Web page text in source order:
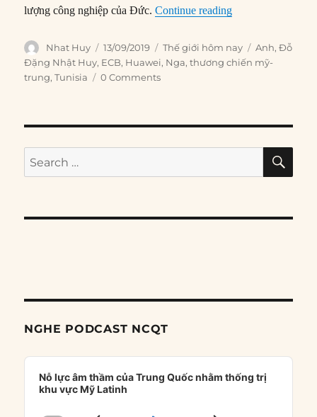
lượng công nghiệp của Đức.Continue reading“Thế giới hôm
Author
Nhat Huy
Posted
on
13/09/2019 Categories
Thế giới hôm nay Tags
Anh,Đỗ
Đặng Nhật Huy, ECB, Huawei, Nga,thương chiến mỹ-
trung,Tunisia 0 Comments
Search
for:
NGHE PODCAST NCQT
Audio
Player
Nỗ lực âm thầm của Trung Quốc nhằm thống trị
khu vực Mỹ Latinh